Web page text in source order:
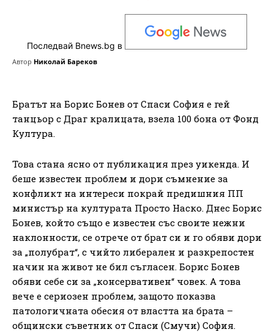
Последвай Bnews.bg в
Автор Николай Бареков
Братът на Борис Бонев от Спаси София е гей
танцьор с Драг кралицата, взела 100 бона от Фонд
Култура.
Това стана ясно от публикация през уикенда. И
беше известен проблем и дори съмнение за
конфликт на интереси покрай предишния ПП
министър на културата Просто Наско. Днес Борис
Бонев, който също е известен със своите нежни
наклонности, се отрече от брат си и го обяви дори
за „полубрат“, с чийто либерален и разкрепостен
начин на живот не бил съгласен. Борис Бонев
обяви себе си за „консервативен“ човек. А това
вече е сериозен проблем, защото показва
патологичната обесия от властта на брата –
общински съветник от Спаси (Смучи) София.